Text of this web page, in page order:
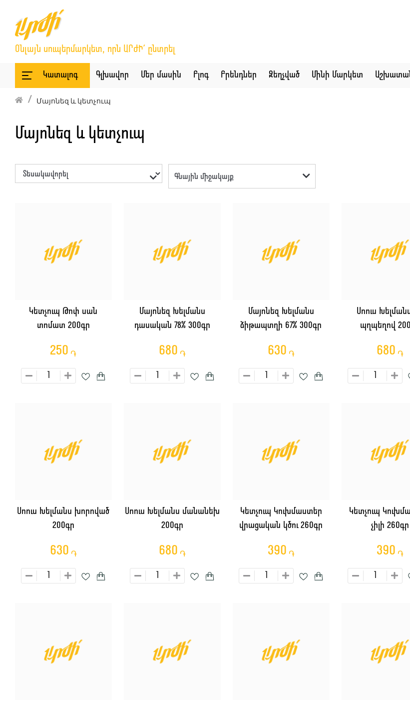
Օնլայն սուպերմարկետ, որն ԱՐԺԻ՛ ընտրել
Կատալոգ Գլխավոր Մեր մասին Բլոգ Բրենդներ Զեղչված Մինի Մարկետ
Մայոնեզ և կետչուպ
Մայոնեզ և կետչուպ
Գնային միջակայք
Կետչուպ Թոփ սան
տոմատ 200գր
250 ֏
Մայոնեզ Խելմանս
դասական 78% 300գր
680 ֏
Մայոնեզ Խելմանս
ձիթապտղի 67% 300գր
630 ֏
Սոուս
պղպեղով
680 ֏
Սոուս Խելմանս խորոված
200գր
630 ֏
Սոուս Խելմանս մանանեխ
200գր
680 ֏
Կետչուպ Կուխմաստեր
վրացական կծու 260գր
390 ֏
Կետչուպ
չիլի 260գր
390 ֏